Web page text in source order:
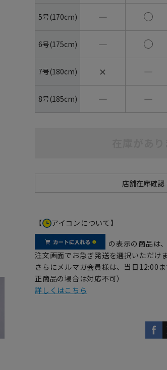
5号(170cm) ―
6号(175cm) ―
7号(180cm) ✕ ―
8号(185cm) ― ―
【 アイコンについて】
の表示の商品は、
注文画面でお急ぎ発送を選択いただけま
さらにメルマガ会員様は、当日12:00
正商品の場合は対応不可）
詳しくはこちら